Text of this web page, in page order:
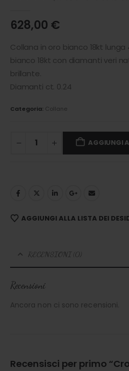
628,00 €
Collana in oro bianco 18kt
bianco 18kt con diamanti veri
brillante.
Diamanti ct. 0.24
Categoria: Collane
AGGIUNGI
AGGIUNGI ALLA LISTA DEI
RECENSIONI (0)
Recensioni
Ancora non ci sono recensioni.
Recensisci per primo